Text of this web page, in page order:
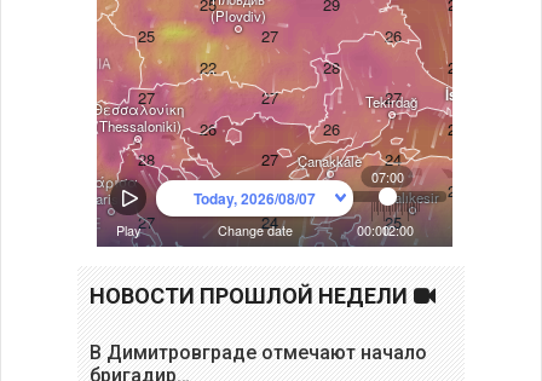
НОВОСТИ ПРОШЛОЙ НЕДЕЛИ
В Димитровграде отмечают начало
бригадир…